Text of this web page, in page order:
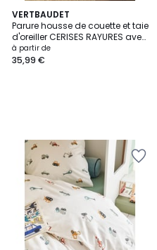
VERTBAUDET
Parure housse de couette et taie
d'oreiller CERISES RAYURES avec
coton recyclé
à partir de
35,99 €